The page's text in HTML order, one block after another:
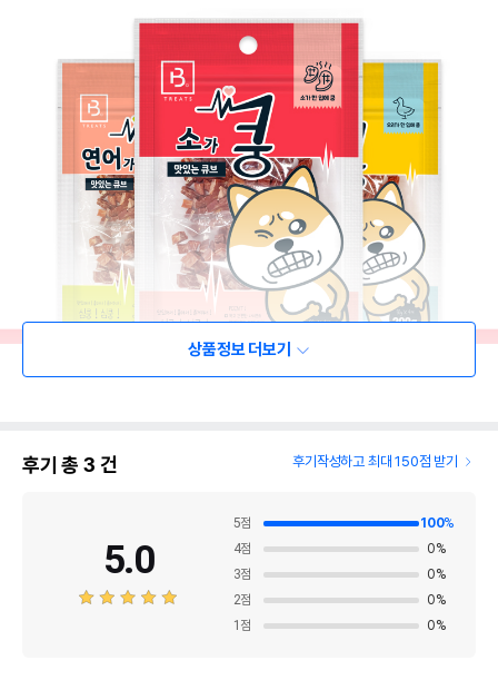
상품정보 더보기
후기 총 3 건 후기작성하고 최대 150점 받기
5.0
5점 100%
4점 0%
3점 0%
2점 0%
1 점 0%